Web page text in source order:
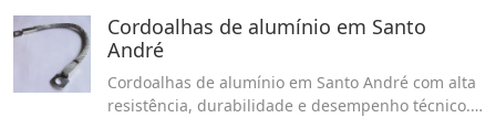
Cordoalhas de alumínio em Santo
André
Cordoalhas de alumínio em Santo André com alta
resistência, durabilidade e desempenho técnico.